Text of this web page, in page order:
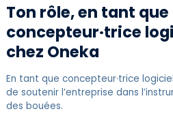
Ton rôle, en tant que
concepteur·trice
chez Oneka
En tant que concepteur·trice
de soutenir l’entreprise dans
des bouées.